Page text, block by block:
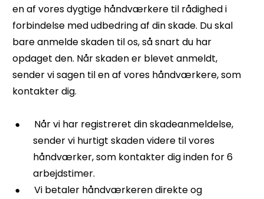
en af vores dygtige håndværkere til rådighed i
forbindelse med udbedring af din skade. Du skal
bare anmelde skaden til os, så snart du har
opdaget den. Når skaden er blevet anmeldt,
sender vi sagen til en af vores håndværkere, som
kontakter dig.
Når vi har registreret din skadeanmeldelse,
sender vi hurtigt skaden videre til vores
håndværker, som kontakter dig inden for 6
arbejdstimer.
Vi betaler håndværkeren direkte og